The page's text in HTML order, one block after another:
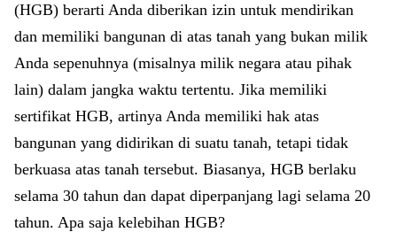
(HGB) berarti Anda diberikan izin untuk mendirikan
dan memiliki bangunan di atas tanah yang bukan milik
Anda sepenuhnya (misalnya milik negara atau pihak
lain) dalam jangka waktu tertentu. Jika memiliki
sertifikat HGB, artinya Anda memiliki hak atas
bangunan yang didirikan di suatu tanah, tetapi tidak
berkuasa atas tanah tersebut. Biasanya, HGB berlaku
selama 30 tahun dan dapat diperpanjang lagi selama 20
tahun. Apa saja kelebihan HGB?